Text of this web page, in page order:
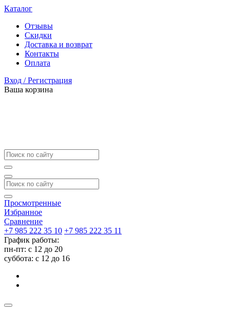
Каталог
Отзывы
Скидки
Доставка и возврат
Контакты
Оплата
Вход / Регистрация
Ваша корзина
Просмотренные
Избранное
Сравнение
+7 985 222 35 10 +7 985 222 35 11
График работы:
пн-пт: с 12 до 20
суббота: c 12 до 16